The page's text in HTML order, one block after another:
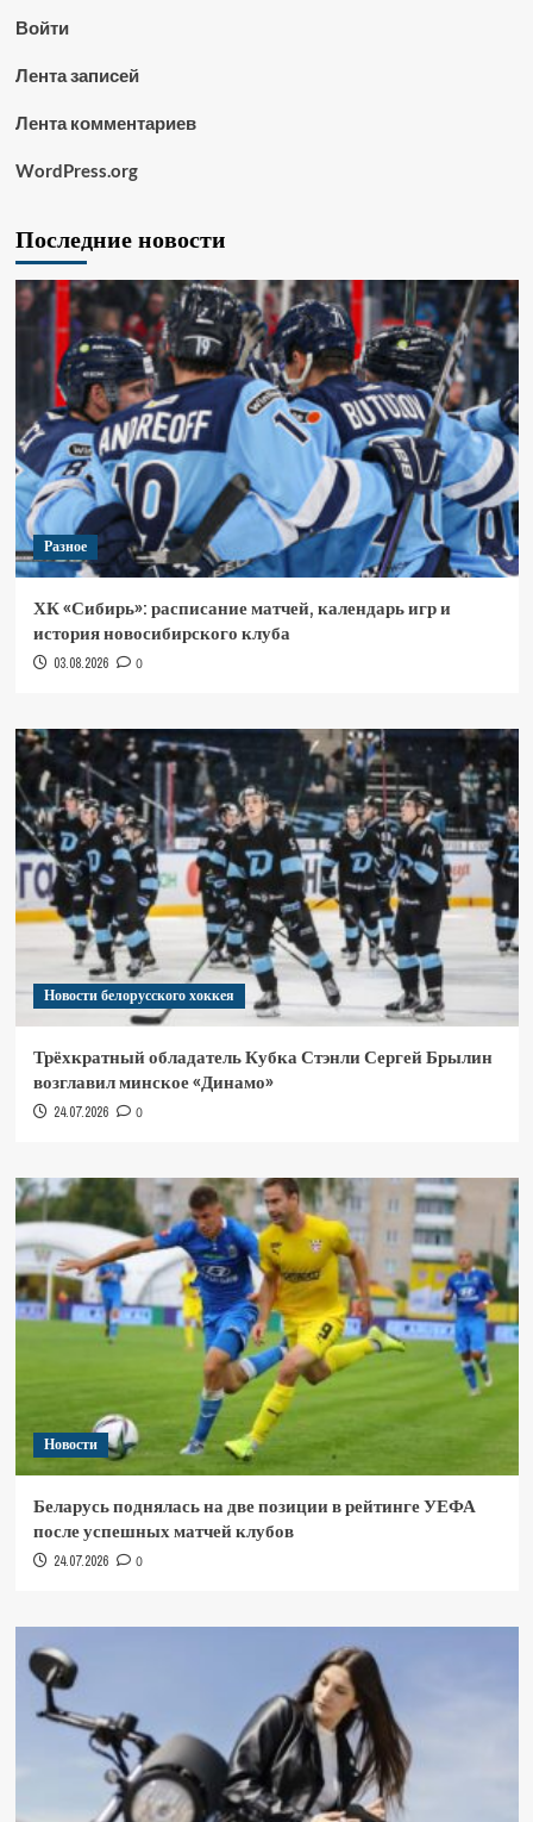
Войти
Лента записей
Лента комментариев
WordPress.org
Последние новости
Разное
ХК «Сибирь»: расписание матчей, календарь игр и
история новосибирского клуба
03.08.2026 0
Новости белорусского хоккея
Трёхкратный обладатель Кубка Стэнли Сергей Брылин
возглавил минское «Динамо»
24.07.2026 0
Новости
Беларусь поднялась на две позиции в рейтинге УЕФА
после успешных матчей клубов
24.07.2026 0